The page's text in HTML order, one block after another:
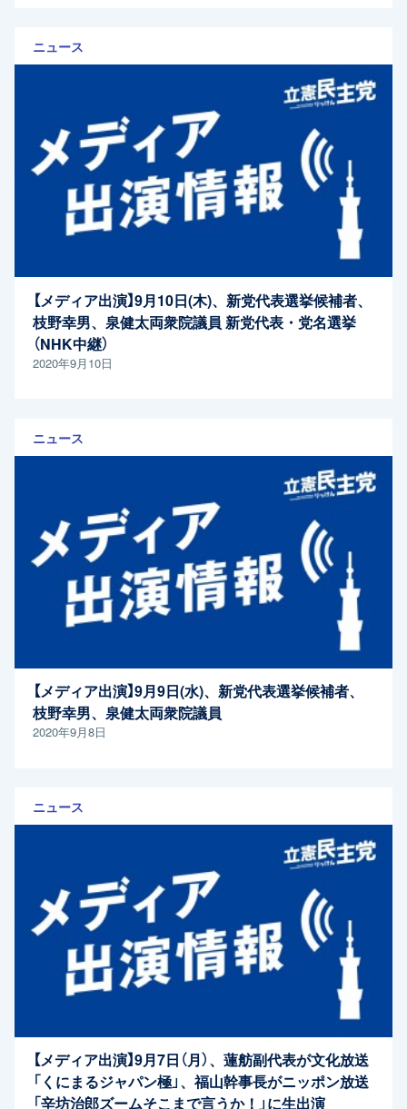
ニュース
【メディア出演】9月10日(木)、新党代表選挙候補者、
枝野幸男、泉健太両衆院議員 新党代表・党名選挙
（NHK中継）
2020年9月10日
ニュース
【メディア出演】9月9日(水)、新党代表選挙候補者、
枝野幸男、泉健太両衆院議員
2020年9月8日
ニュース
【メディア出演】9月7日（月）、蓮舫副代表が文化放送
「くにまるジャパン極」、福山幹事長がニッポン放送
「辛坊治郎ズームそこまで言うか！」に生出演